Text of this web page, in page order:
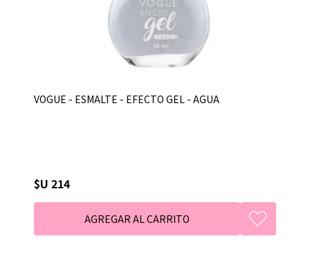
VOGUE - ESMALTE - EFECTO GEL - AGUA
$U 214